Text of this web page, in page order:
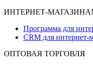
ИНТЕРНЕТ-
Программа для
CRM для интернет-
ОПТОВАЯ ТОРГОВЛЯ